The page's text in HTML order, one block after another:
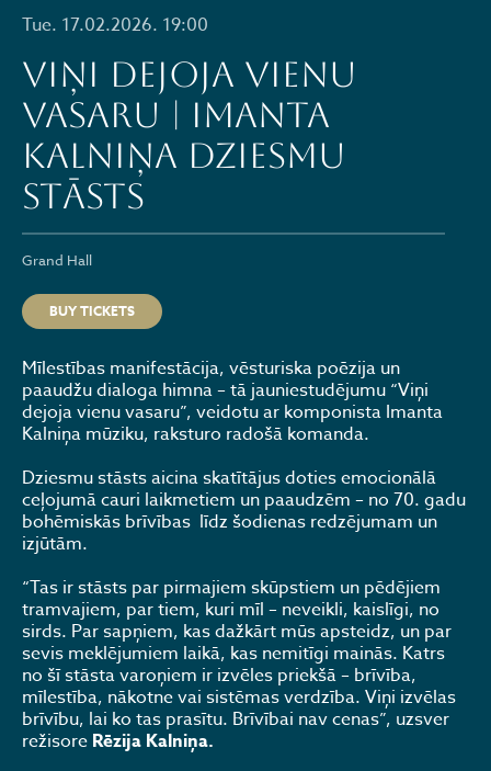
Tue. 17.02.2026. 19:00
VIŅI DEJOJA VIENU
VASARU | Imanta
Kalniņa dziesmu
stāsts
Grand Hall
BUY TICKETS
Mīlestības manifestācija, vēsturiska poēzija un
paaudžu dialoga himna – tā jauniestudējumu “Viņi
dejoja vienu vasaru”, veidotu ar komponista Imanta
Kalniņa mūziku, raksturo radošā komanda.
Dziesmu stāsts aicina skatītājus doties emocionālā
ceļojumā cauri laikmetiem un paaudzēm – no 70. gadu
bohēmiskās brīvības līdz šodienas redzējumam un
izjūtām.
“Tas ir stāsts par pirmajiem skūpstiem un pēdējiem
tramvajiem, par tiem, kuri mīl – neveikli, kaislīgi, no
sirds. Par sapņiem, kas dažkārt mūs apsteidz, un par
sevis meklējumiem laikā, kas nemitīgi mainās. Katrs
no šī stāsta varoņiem ir izvēles priekšā – brīvība,
mīlestība, nākotne vai sistēmas verdzība. Viņi izvēlas
brīvību, lai ko tas prasītu. Brīvībai nav cenas”, uzsver
režisore Rēzija Kalniņa.